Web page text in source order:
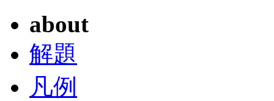
about
解題
凡例